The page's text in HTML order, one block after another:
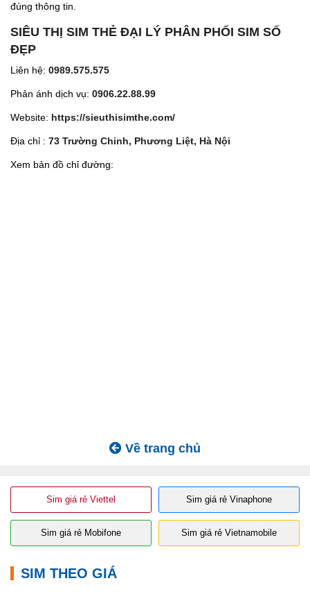
đúng thông tin.
SIÊU THỊ SIM THẺ ĐẠI LÝ PHÂN PHỐI SIM SỐ
ĐẸP
Liên hệ: 0989.575.575
Phản ánh dịch vụ: 0906.22.88.99
Website: https://sieuthisimthe.com/
Địa chỉ : 73 Trường Chinh, Phương Liệt, Hà Nội
Xem bản đồ chỉ đường:
Về trang chủ
Sim giá rẻ Viettel Sim giá rẻ Vinaphone
Sim giá rẻ Mobifone Sim giá rẻ Vietnamobile
SIM THEO GIÁ